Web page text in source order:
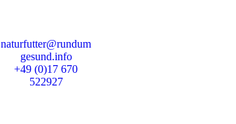
naturfutter@rundum
gesund.info
+49 (0)17 670
522927